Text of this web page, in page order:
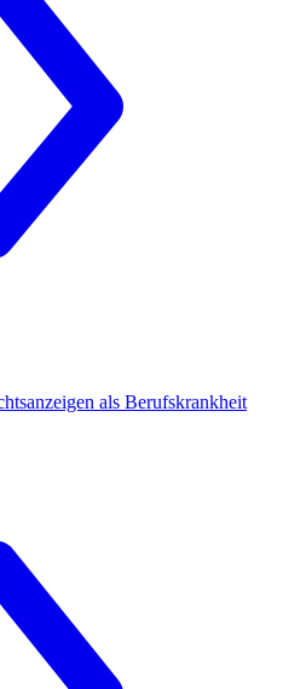
als Berufskrankheit